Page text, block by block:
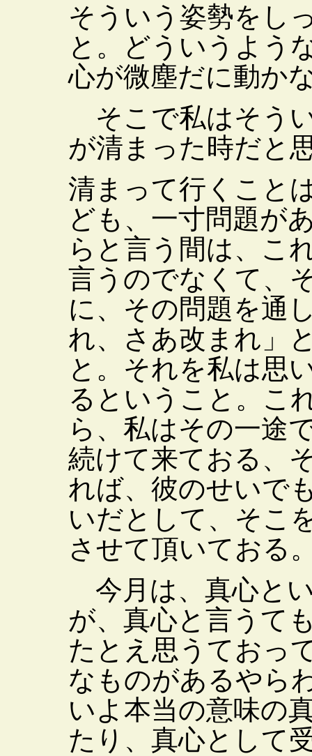
そういう姿勢をし
と。どういうよう
心が微塵だに動か
そこで私はそう
が清まった時だと
清まって行くこと
ども、一寸問題が
らと言う間は、こ
言うのでなくて、
に、その問題を通
れ、さあ改まれ」
と。それを私は思
るということ。こ
ら、私はその一途
続けて来ておる、
れば、彼のせいで
いだとして、そこ
させて頂いておる
今月は、真心と
が、真心と言うて
たとえ思うておっ
なものがあるやら
いよ本当の意味の
たり、真心として